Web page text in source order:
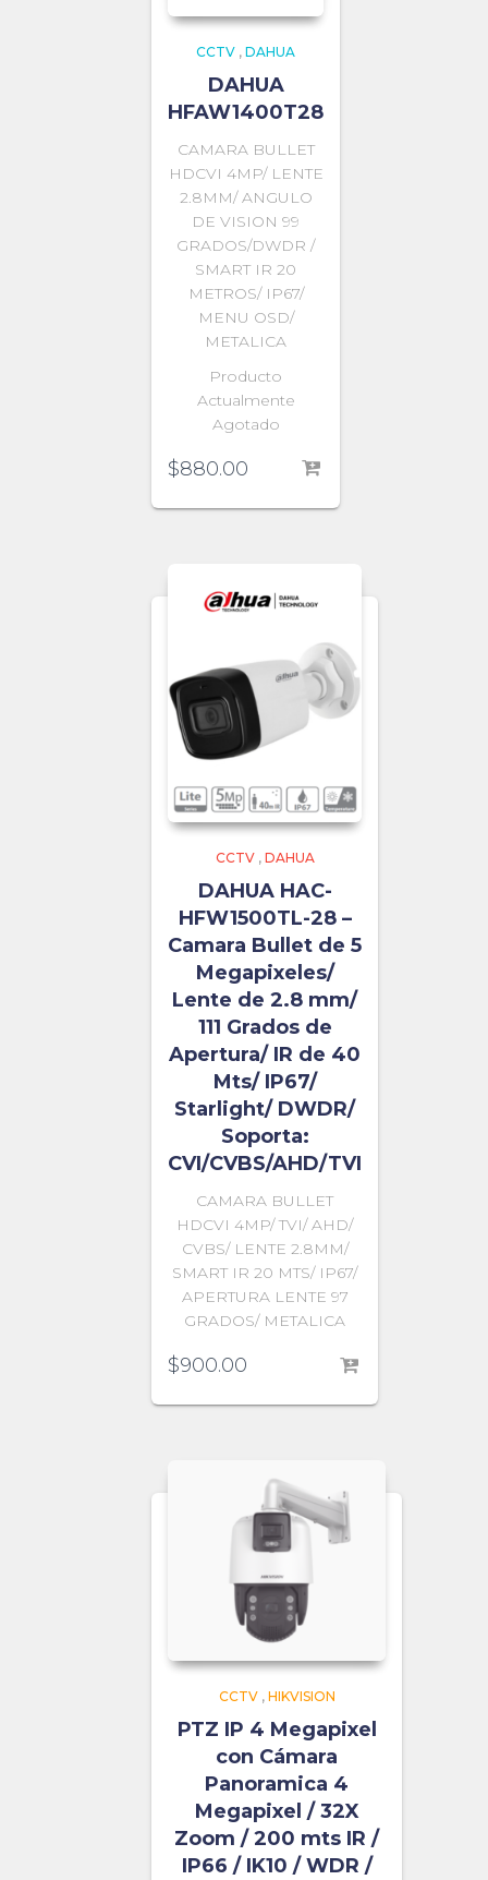
CCTV , DAHUA
DAHUA
HFAW1400T28
CAMARA BULLET
HDCVI 4MP/ LENTE
2.8MM/ ANGULO
DE VISION 99
GRADOS/DWDR /
SMART IR 20
METROS/ IP67/
MENU OSD/
METALICA
Producto
Actualmente
Agotado
$880.00
CCTV, DAHUA
DAHUA HAC-
HFW1500TL-28 –
Camara Bullet de 5
Megapixeles/
Lente de 2.8 mm/
111 Grados de
Apertura/ IR de 40
Mts/ IP67/
Starlight/ DWDR/
Soporta:
CVI/CVBS/AHD/TVI
CAMARA BULLET
HDCVI 4MP/ TVI/ AHD/
CVBS/ LENTE 2.8MM/
SMART IR 20 MTS/ IP67/
APERTURA LENTE 97
GRADOS/ METALICA
$900.00
CCTV, HIKVISION
PTZ IP 4 Megapixel
con Cámara
Panoramica 4
Megapixel / 32X
Zoom / 200 mts IR /
IP66 / IK10 / WDR /